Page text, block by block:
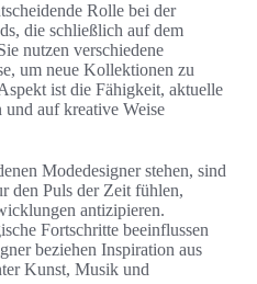
Rolle bei der
die schließlich auf dem
nutzen verschiedene
um neue Kollektionen zu
ist die Fähigkeit, aktuelle
auf kreative Weise
Modedesigner stehen, sind
den Puls der Zeit fühlen,
antizipieren.
Fortschritte beeinflussen
beziehen Inspiration aus
Kunst, Musik und